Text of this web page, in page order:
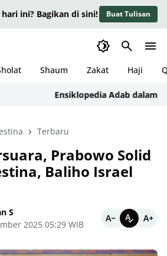
ini? Bagikan di sini! Buat Tulisan
Shaum Zakat Haji
Ensiklopedia Adab dalam
Terbaru
Prabowo Solid
Baliho Israel
S
2025 05:29 WIB